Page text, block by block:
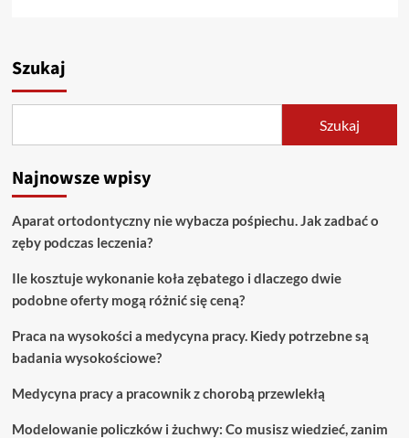
Zero
waste:
Jak
produkowanych
Szukaj
Szukaj
Najnowsze wpisy
Aparat ortodontyczny nie wybacza pośpiechu. Jak zadbać o
zęby podczas leczenia?
Ile kosztuje wykonanie koła zębatego i dlaczego dwie
podobne oferty mogą różnić się ceną?
Praca na wysokości a medycyna pracy. Kiedy potrzebne są
badania wysokościowe?
Medycyna pracy a pracownik z chorobą przewlekłą
Modelowanie policzków i żuchwy: Co musisz wiedzieć, zanim